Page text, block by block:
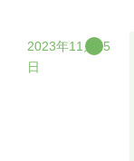
2023年11月25
日